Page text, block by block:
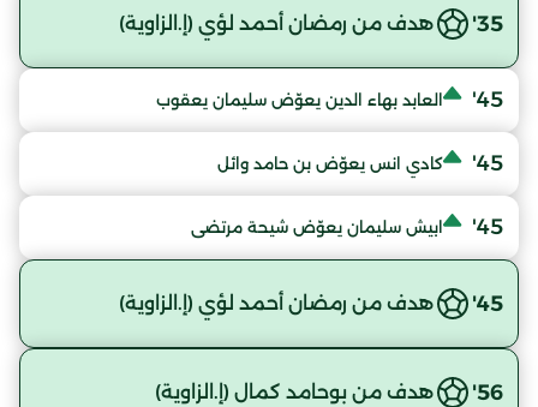
35' هدف من رمضان أحمد لؤي (إ.الزاوية)
45' العابد بهاء الدين يعوّض سليمان يعقوب
45' كادي انس يعوّض بن حامد وائل
45' ابيش سليمان يعوّض شيحة مرتضى
45' هدف من رمضان أحمد لؤي (إ.الزاوية)
56' هدف من بوحامد كمال (إ.الزاوية)